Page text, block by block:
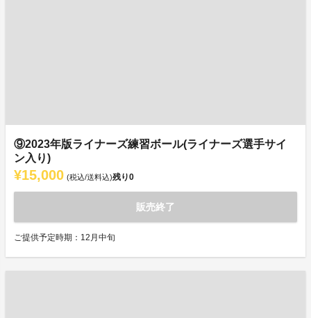
⑨2023年版ライナーズ練習ボール(ライナーズ選手サイ
ン入り)
¥15,000 (税込/送料込)残り0
販売終了
ご提供予定時期：12月中旬